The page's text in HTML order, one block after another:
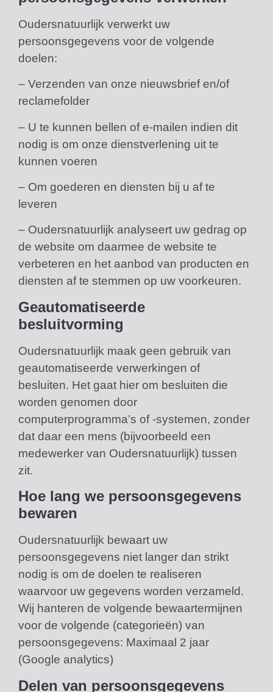
Oudersnatuurlijk verwerkt uw
persoonsgegevens voor de volgende
doelen:
– Verzenden van onze nieuwsbrief en/of
reclamefolder
– U te kunnen bellen of e-mailen indien dit
nodig is om onze dienstverlening uit te
kunnen voeren
– Om goederen en diensten bij u af te
leveren
– Oudersnatuurlijk analyseert uw gedrag op
de website om daarmee de website te
verbeteren en het aanbod van producten en
diensten af te stemmen op uw voorkeuren.
Geautomatiseerde
besluitvorming
Oudersnatuurlijk maak geen gebruik van
geautomatiseerde verwerkingen of
besluiten. Het gaat hier om besluiten die
worden genomen door
computerprogramma’s of -systemen, zonder
dat daar een mens (bijvoorbeeld een
medewerker van Oudersnatuurlijk) tussen
zit.
Hoe lang we persoonsgegevens
bewaren
Oudersnatuurlijk bewaart uw
persoonsgegevens niet langer dan strikt
nodig is om de doelen te realiseren
waarvoor uw gegevens worden verzameld.
Wij hanteren de volgende bewaartermijnen
voor de volgende (categorieën) van
persoonsgegevens: Maximaal 2 jaar
(Google analytics)
Delen van persoonsgegevens